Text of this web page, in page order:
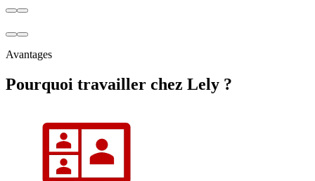
Avantages
Pourquoi travailler chez Lely ?